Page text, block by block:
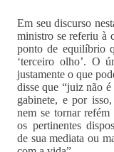
Em seu discurso
ministro se referiu à
ponto de equilíbrio
‘terceiro olho’. O
justamente o que
disse que “juiz não
gabinete, e por
nem se tornar
os pertinentes
de sua mediata ou